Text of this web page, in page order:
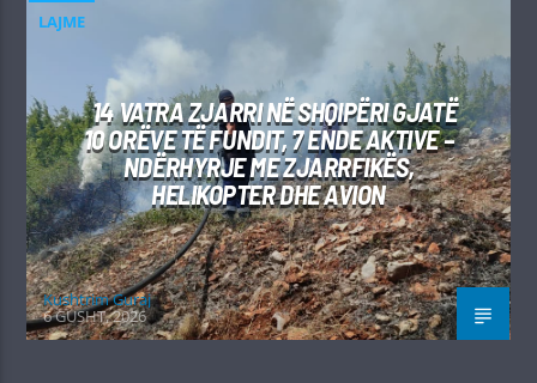
LAJME
14 VATRA ZJARRI NË SHQIPËRI GJATË
10 ORËVE TË FUNDIT, 7 ENDE AKTIVE –
NDËRHYRJE ME ZJARRFIKËS,
HELIKOPTER DHE AVION
Kushtrim Guraj
6 GUSHT, 2026